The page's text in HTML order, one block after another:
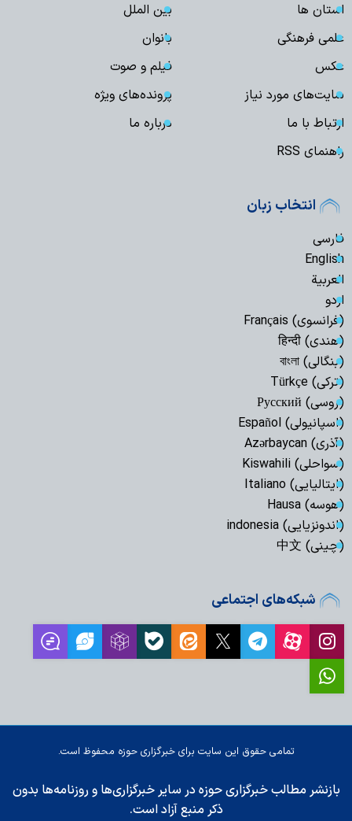
استان ها
بین الملل
علمی فرهنگی
بانوان
عکس
فیلم و صوت
سایت‌های مورد نیاز
پرونده‌های ویژه
ارتباط با ما
درباره ما
راهنمای RSS
انتخاب زبان
فارسی
English
العربیة
اردو
(فرانسوی) Français
(هندی) हिन्दी
(بنگالی) বাংলা
(ترکی) Türkçe
(روسی) Русский
(اسپانیولی) Español
(آذری) Azərbaycan
(سواحلی) Kiswahili
(ایتالیایی) Italiano
(هوسه) Hausa
(اندونزیایی) indonesia
(چینی) 中文
شبکه‌های اجتماعی
تمامی حقوق این سایت برای خبرگزاری حوزه محفوظ است.
بازنشر مطالب خبرگزاری حوزه در سایر خبرگزاری‌ها و روزنامه‌ها بدون
ذکر منبع آزاد است.